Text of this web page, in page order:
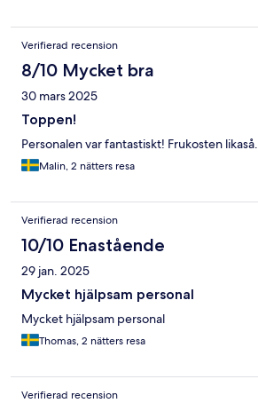
Verifierad recension
8/10 Mycket bra
30 mars 2025
Toppen!
Personalen var fantastiskt! Frukosten likaså.
Malin, 2 nätters resa
Verifierad recension
10/10 Enastående
29 jan. 2025
Mycket hjälpsam personal
Mycket hjälpsam personal
Thomas, 2 nätters resa
Verifierad recension